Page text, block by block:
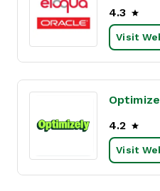
4.3
Visit
4.2
Visit